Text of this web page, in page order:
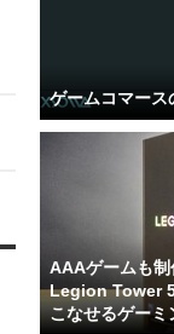
ゲームコマー
AAAゲームも
Legion Tower
こなせるゲーミ